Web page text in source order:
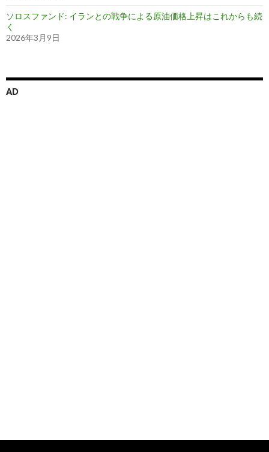
ソロスファンド: イランとの戦争による原油価格上昇はこれからも続
く
2026年3月9日
AD